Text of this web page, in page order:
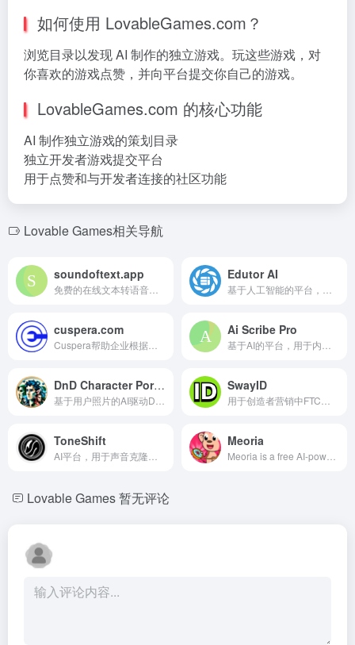
如何使用 LovableGames.com？
浏览目录以发现 AI 制作的独立游戏。玩这些游戏，对
你喜欢的游戏点赞，并向平台提交你自己的游戏。
LovableGames.com 的核心功能
AI 制作独立游戏的策划目录
独立开发者游戏提交平台
用于点赞和与开发者连接的社区功能
Lovable Games相关导航
soundoftext.app Edutor AI
cuspera.com Ai Scribe Pro
DnD Character Portraits SwayID
ToneShift Meoria
Lovable Games暂无评论